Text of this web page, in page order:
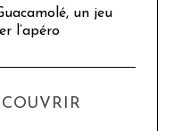
un jeu
l’apéro